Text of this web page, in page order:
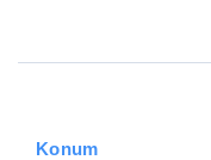
Konum